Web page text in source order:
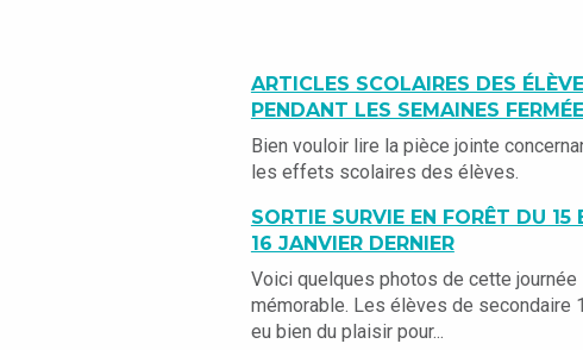
ARTICLES SCOLAIRES DES
PENDANT LES SEMAINES
Bien vouloir lire la pièce jointe
les effets scolaires des élèves.
SORTIE SURVIE EN FORÊT DU 15
16 JANVIER DERNIER
Voici quelques photos de cette journée
mémorable. Les élèves de secondaire
eu bien du plaisir pour...